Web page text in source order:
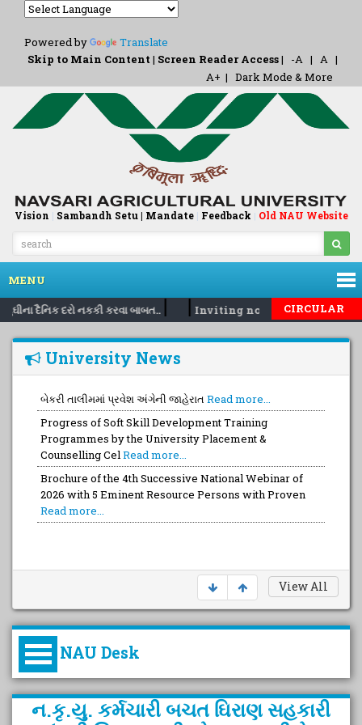
Powered by
Translate
Skip to Main Content | Screen Reader Access| -A | A |
A+ | Dark Mode & More
Vision | Sambandh Setu | Mandate| Feedback | Old NAU Website
MENU
દૈનિક દરો નકકી કરવા બાબત..| | Inviting nomination for 5
CIRCULAR
University News
બેકરી તાલીમમાં પ્રવેશ અંગેની જાહેરાત Read more...
Progress of Soft Skill Development Training
Programmes by the University Placement &
Counselling CelRead more...
Brochure of the 4th Successive National Webinar of
2026 with 5 Eminent Resource Persons with Proven
Read more...
View All
NAU Desk
કુલપતિની પરિવર્તનકારી પહેલનું
વિહંગાવલોકન (ઓક્ટોબર ૨૦૨૦-૨૦૨૫)
ન.કૃ.યુ. કર્મચારી બચત ‍ઘિરાણ સહકારી